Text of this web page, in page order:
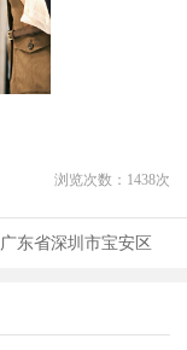
浏览次数： 1438次
广东省深圳市宝安区